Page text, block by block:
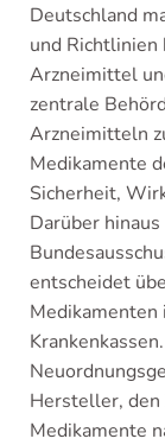
Deutschland
und
Arzneimittel
zentrale
Arzneimitteln
Medikamente
Sicherheit,
Darüber
entscheidet
Medikamenten
Hersteller, den
Medikamente